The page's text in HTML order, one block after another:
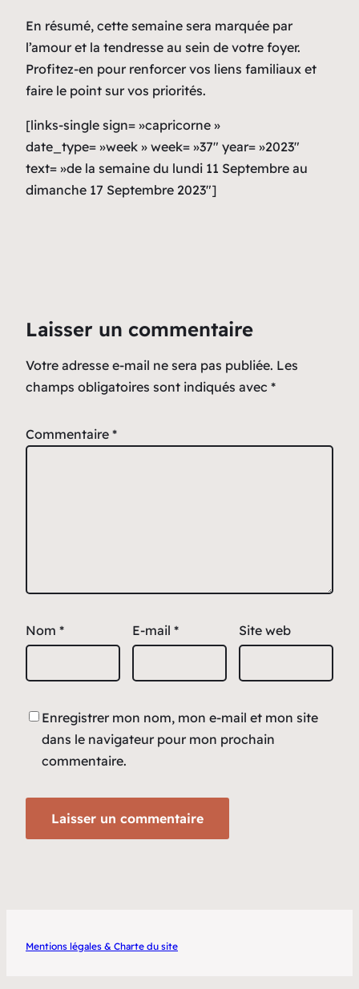
En résumé, cette semaine sera marquée par
l’amour et la tendresse au sein de votre foyer.
Profitez-en pour renforcer vos liens familiaux et
faire le point sur vos priorités.
[links-single sign= »capricorne »
date_type= »week » week= »37″ year= »2023″
text= »de la semaine du lundi 11 Septembre au
dimanche 17 Septembre 2023″]
Laisser un commentaire
Votre adresse e-mail ne sera pas publiée. Les
champs obligatoires sont indiqués avec *
Commentaire *
Nom * E-mail * Site web
Enregistrer mon nom, mon e-mail et mon site
dans le navigateur pour mon prochain
commentaire.
Mentions légales & Charte du site